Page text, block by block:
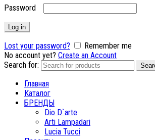
Password
Log in
Lost your password?
Remember me
No account yet? Create an Account
Search for:
Главная
Каталог
БРЕНДЫ
Dio D`arte
Arti Lampadari
Lucia Tucci